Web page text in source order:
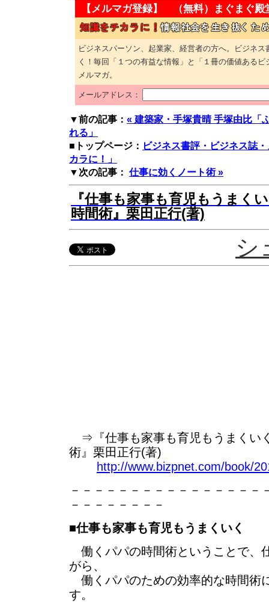
【メルマガ登録】 （無料） まぐまぐ殿
ビジネスパーソン、起業家、経営者の方へ。ビジネ
く！毎回「１つの有益な情報」と「１冊の価値ある
メルマガ。
メールアドレス：
▼前の記事： « 建築家・手塚貴晴 手塚由比「
れる」
■トップページ： ビジネス書評・ビジネス誌
カラに！」
▼次の記事： 仕事に効くノート術 »
『仕事も家事も育児もうまく
時間術』栗田正行(著)
シ
⇒『仕事も家事も育児もうまくい
術』栗田正行(著)
http://www.bizpnet.com/book/
－－－－－－－－－－－－－－－－
－－－－－－－－
■仕事も家事も育児もうまくいく
働くパパの時間術ということで、
がら、
働くパパのための効率的な時間術
す。